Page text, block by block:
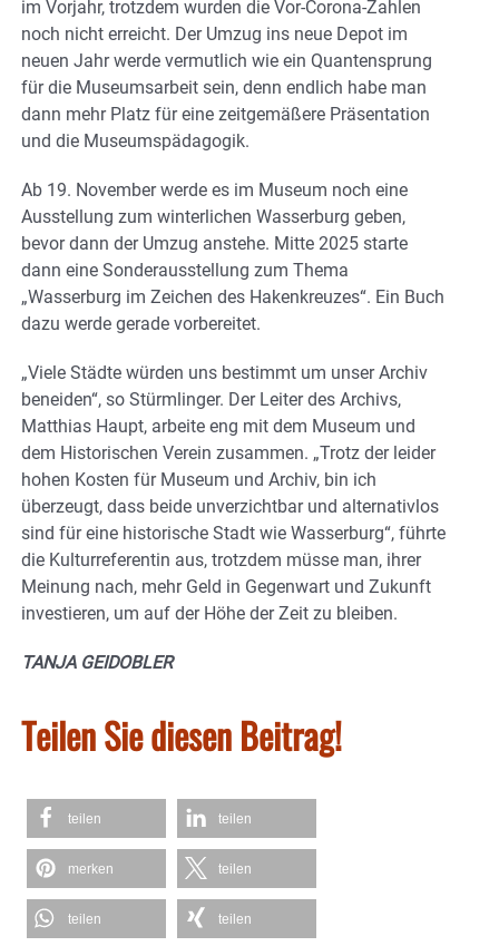
im Vorjahr, trotzdem wurden die Vor-Corona-Zahlen
noch nicht erreicht. Der Umzug ins neue Depot im
neuen Jahr werde vermutlich wie ein Quantensprung
für die Museumsarbeit sein, denn endlich habe man
dann mehr Platz für eine zeitgemäßere Präsentation
und die Museumspädagogik.
Ab 19. November werde es im Museum noch eine
Ausstellung zum winterlichen Wasserburg geben,
bevor dann der Umzug anstehe. Mitte 2025 starte
dann eine Sonderausstellung zum Thema
„Wasserburg im Zeichen des Hakenkreuzes“. Ein Buch
dazu werde gerade vorbereitet.
„Viele Städte würden uns bestimmt um unser Archiv
beneiden“, so Stürmlinger. Der Leiter des Archivs,
Matthias Haupt, arbeite eng mit dem Museum und
dem Historischen Verein zusammen. „Trotz der leider
hohen Kosten für Museum und Archiv, bin ich
überzeugt, dass beide unverzichtbar und alternativlos
sind für eine historische Stadt wie Wasserburg“, führte
die Kulturreferentin aus, trotzdem müsse man, ihrer
Meinung nach, mehr Geld in Gegenwart und Zukunft
investieren, um auf der Höhe der Zeit zu bleiben.
TANJA GEIDOBLER
Teilen Sie diesen Beitrag!
teilen teilen
merken teilen
teilen teilen